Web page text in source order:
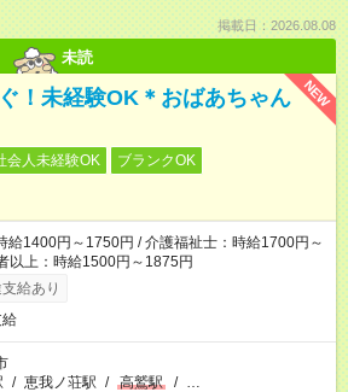
掲載日：2026.08.08
未読
NEW
！未経験OK＊おばあちゃん
会人未経験OK
ブランクOK
給1400円～1750円 / 介護福祉士：時給1700円～
以上：時給1500円～1875円
給あり
/ 恵我ノ荘駅 / 高鷲駅 / …